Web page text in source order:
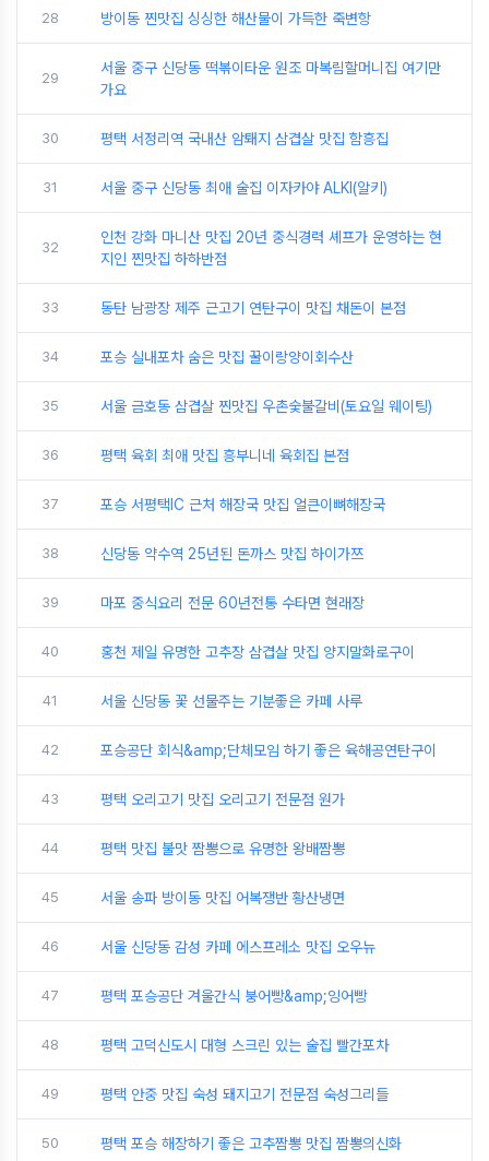
28 방이동 찐맛집 싱싱한 해산물이 가득한 죽변항
29
서울 중구 신당동 떡볶이타운 원조 마복림할머니집 여기만
가요
30 평택 서정리역 국내산 암퇘지 삼겹살 맛집 함흥집
31 서울 중구 신당동 최애 술집 이자카야 ALKI(알키)
32
인천 강화 마니산 맛집 20년 중식경력 셰프가 운영하는 현
지인 찐맛집 하하반점
33 동탄 남광장 제주 근고기 연탄구이 맛집 채돈이 본점
34 포승 실내포차 숨은 맛집 꿀이랑양이회수산
35 서울 금호동 삼겹살 찐맛집 우촌숯불갈비(토요일 웨이팅)
36 평택 육회 최애 맛집 흥부니네 육회집 본점
37 포승 서평택IC 근처 해장국 맛집 얼큰이뼈해장국
38 신당동 약수역 25년된 돈까스 맛집 하이가쯔
39 마포 중식요리 전문 60년전통 수타면 현래장
40 홍천 제일 유명한 고추장 삼겹살 맛집 양지말화로구이
41 서울 신당동 꽃 선물주는 기분좋은 카페 사루
42 포승공단 회식&amp;단체모임 하기 좋은 육해공연탄구이
43 평택 오리고기 맛집 오리고기 전문점 원가
44 평택 맛집 불맛 짬뽕으로 유명한 왕배짬뽕
45 서울 송파 방이동 맛집 어복쟁반 황산냉면
46 서울 신당동 감성 카페 에스프레소 맛집 오우뉴
47 평택 포승공단 겨울간식 붕어빵&amp;잉어빵
48 평택 고덕신도시 대형 스크린 있는 술집 빨간포차
49 평택 안중 맛집 숙성 돼지고기 전문점 숙성그리들
50 평택 포승 해장하기 좋은 고추짬뽕 맛집 짬뽕의신화